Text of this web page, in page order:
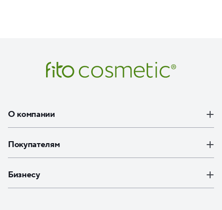
О компании
Покупателям
Бизнесу